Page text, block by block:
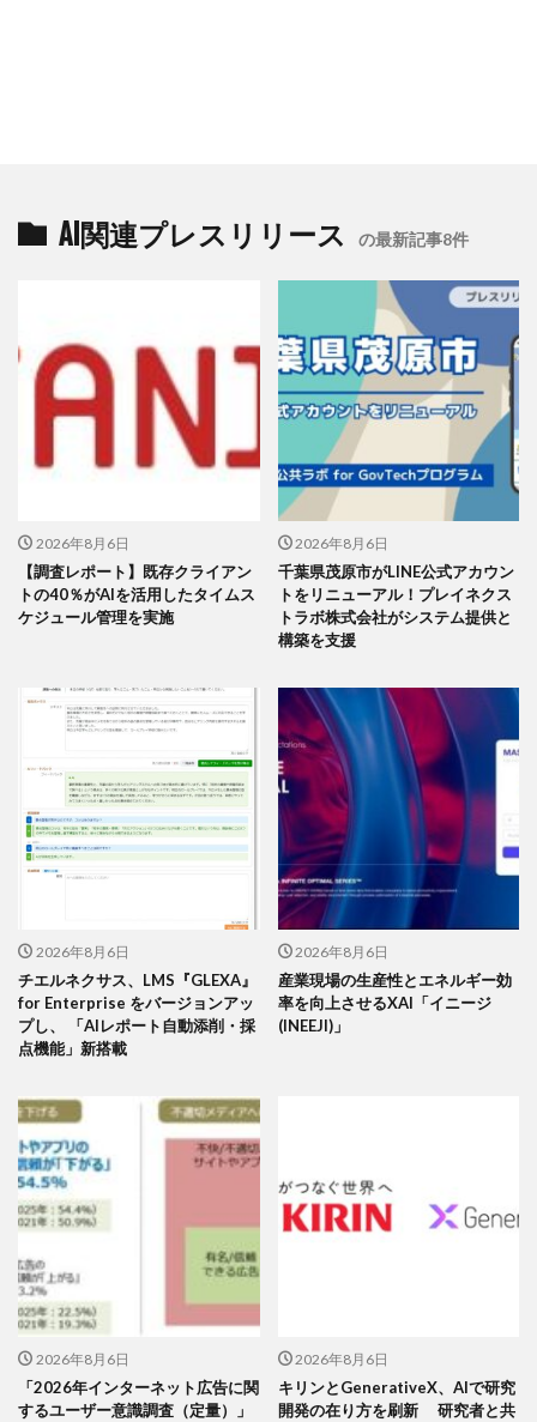
AI関連プレスリリース の最新記事8件
2026年8月6日
【調査レポート】既存クライアン
トの40％がAIを活用したタイムス
ケジュール管理を実施
2026年8月6日
千葉県茂原市がLINE公式アカウン
トをリニューアル！プレイネクス
トラボ株式会社がシステム提供と
構築を支援
2026年8月6日
チエルネクサス、LMS『GLEXA』
for Enterprise をバージョンアッ
プし、 「AIレポート自動添削・採
点機能」新搭載
2026年8月6日
産業現場の生産性とエネルギー効
率を向上させるXAI「イニージ
(INEEJI)」
2026年8月6日
「2026年インターネット広告に関
するユーザー意識調査（定量）」
2026年8月6日
キリンとGenerativeX、AIで研究
開発の在り方を刷新 研究者と共